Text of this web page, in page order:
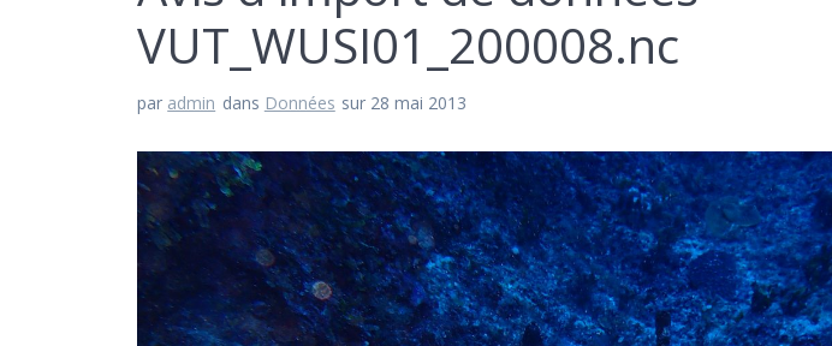
VUT_WUSI01_200008.nc
par admin dans Données sur 28 mai 2013